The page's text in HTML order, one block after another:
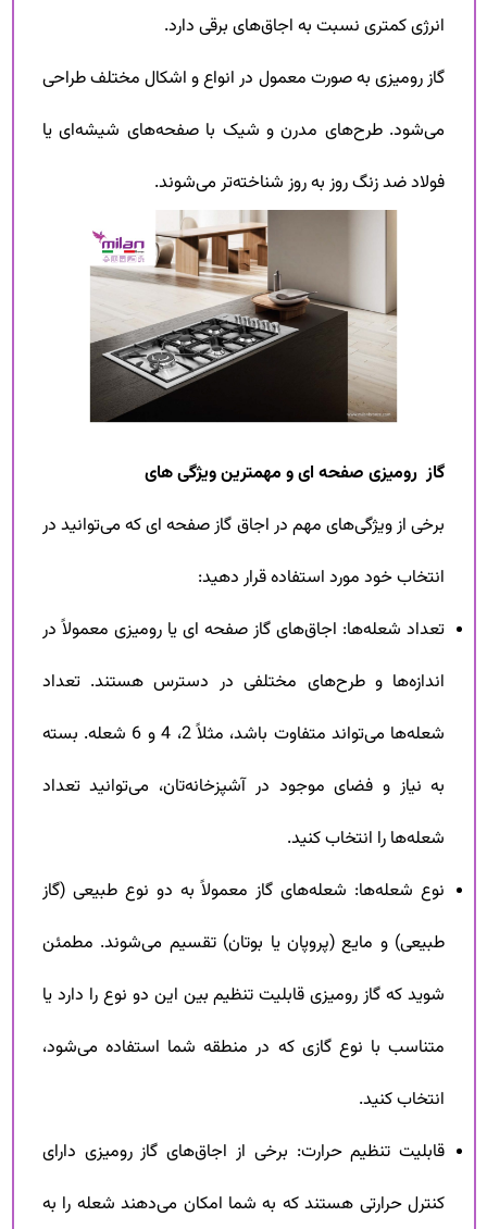
انرژی کمتری نسبت به اجاق‌های برقی دارد.
گاز رومیزی به صورت معمول در انواع و اشکال مختلف طراحی
می‌شود. طرح‌های مدرن و شیک با صفحه‌های شیشه‌ای یا
فولاد ضد زنگ روز به روز شناخته‌تر می‌شوند.
گاز رومیزی صفحه ای و مهمترین ویژگی های
برخی از ویژگی‌های مهم در اجاق گاز صفحه ای که می‌توانید در
انتخاب خود مورد استفاده قرار دهید:
تعداد شعله‌ها: اجاق‌های گاز صفحه ای یا رومیزی معمولاً در
اندازه‌ها و طرح‌های مختلفی در دسترس هستند. تعداد
شعله‌ها می‌تواند متفاوت باشد، مثلاً 2، 4 و 6 شعله. بسته
به نیاز و فضای موجود در آشپزخانه‌تان، می‌توانید تعداد
شعله‌ها را انتخاب کنید.
نوع شعله‌ها: شعله‌های گاز معمولاً به دو نوع طبیعی (گاز
طبیعی) و مایع (پروپان یا بوتان) تقسیم می‌شوند. مطمئن
شوید که گاز رومیزی قابلیت تنظیم بین این دو نوع را دارد یا
متناسب با نوع گازی که در منطقه شما استفاده می‌شود،
انتخاب کنید.
قابلیت تنظیم حرارت: برخی از اجاق‌های گاز رومیزی دارای
کنترل حرارتی هستند که به شما امکان می‌دهند شعله را به